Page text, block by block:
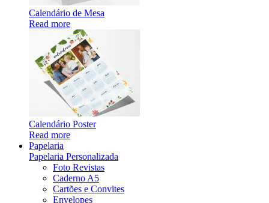
Calendário de Mesa
Read more
Calendário Poster
Read more
Papelaria
Papelaria Personalizada
Foto Revistas
Caderno A5
Cartões e Convites
Envelopes